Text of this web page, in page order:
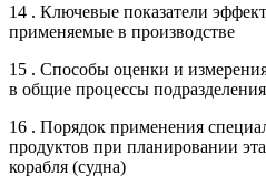
14 . Ключевые показатели
применяемые в производстве
15 . Способы оценки и
в общие процессы подразделения
16 . Порядок применения
продуктов при планировании
корабля (судна)